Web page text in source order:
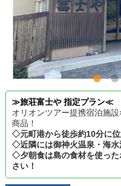
≫旅荘富士や 指定プラン≪
オリオンツアー提携宿泊施
商品！
◇元町港から徒歩約10分に位
◇近隣には御神火温泉・海水
◇夕朝食は島の食材を使っ
さい！